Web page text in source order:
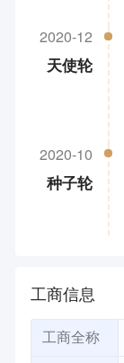
2020-12
天使轮
2020-10
种子轮
工商信息
工商全称